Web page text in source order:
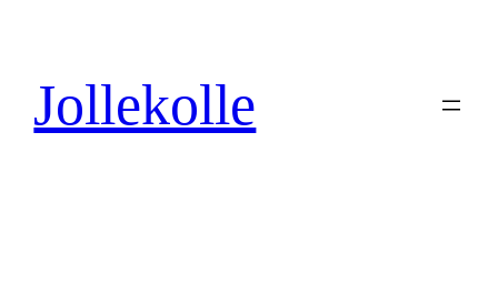
indhold
Jollekolle